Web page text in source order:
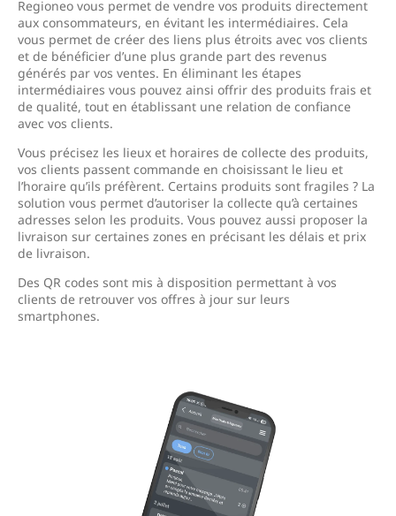
Regioneo vous permet de vendre vos produits directement
aux consommateurs, en évitant les intermédiaires. Cela
vous permet de créer des liens plus étroits avec vos clients
et de bénéficier d’une plus grande part des revenus
générés par vos ventes. En éliminant les étapes
intermédiaires vous pouvez ainsi offrir des produits frais et
de qualité, tout en établissant une relation de confiance
avec vos clients.
Vous précisez les lieux et horaires de collecte des produits,
vos clients passent commande en choisissant le lieu et
l’horaire qu’ils préfèrent. Certains produits sont fragiles ? La
solution vous permet d’autoriser la collecte qu’à certaines
adresses selon les produits. Vous pouvez aussi proposer la
livraison sur certaines zones en précisant les délais et prix
de livraison.
Des QR codes sont mis à disposition permettant à vos
clients de retrouver vos offres à jour sur leurs
smartphones.